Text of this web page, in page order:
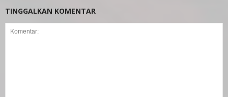
TINGGALKAN KOMENTAR